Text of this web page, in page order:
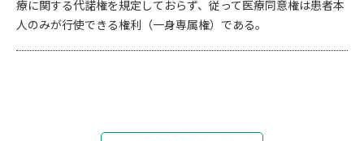
療に関する代諾権を規定しておらず、従って医療同意権は患者本
人のみが行使できる権利（一身専属権）である。